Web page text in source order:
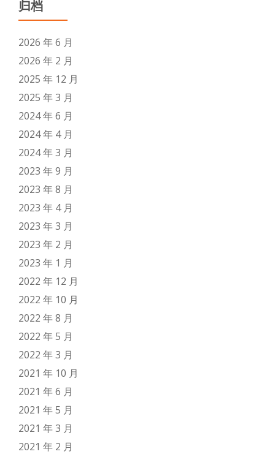
归档
2026 年 6 月
2026 年 2 月
2025 年 12 月
2025 年 3 月
2024 年 6 月
2024 年 4 月
2024 年 3 月
2023 年 9 月
2023 年 8 月
2023 年 4 月
2023 年 3 月
2023 年 2 月
2023 年 1 月
2022 年 12 月
2022 年 10 月
2022 年 8 月
2022 年 5 月
2022 年 3 月
2021 年 10 月
2021 年 6 月
2021 年 5 月
2021 年 3 月
2021 年 2 月